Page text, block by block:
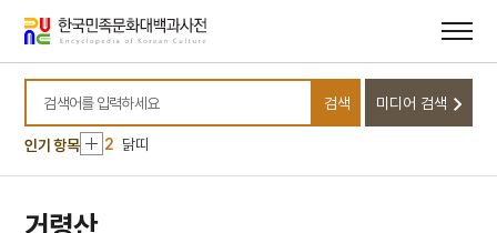
바로가기
바로가기
검색어를 입력하세요
검색 미디어 검색
인기 항목
10 영도중학교
1 금성대군
2 닭띠
3 전당포
거령산